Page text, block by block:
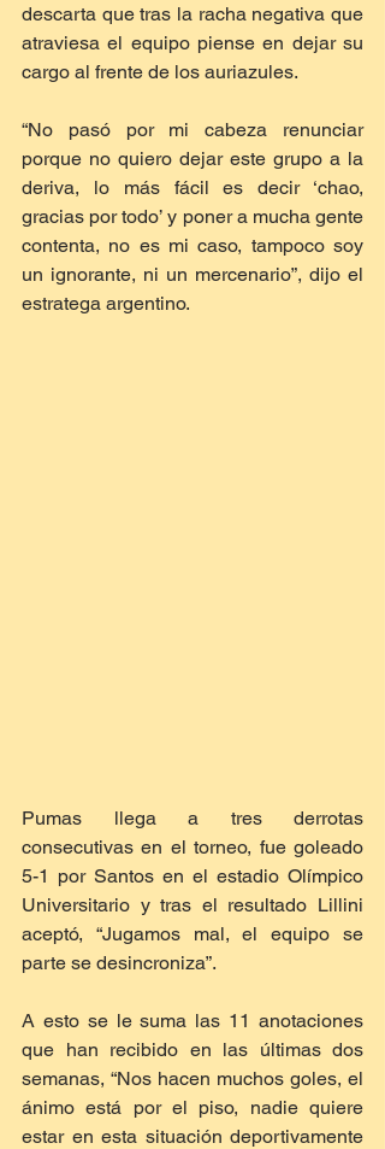
descarta que tras la racha negativa que
atraviesa el equipo piense en dejar su
cargo al frente de los auriazules.
“No pasó por mi cabeza renunciar
porque no quiero dejar este grupo a la
deriva, lo más fácil es decir ‘chao,
gracias por todo’ y poner a mucha gente
contenta, no es mi caso, tampoco soy
un ignorante, ni un mercenario”, dijo el
estratega argentino.
Pumas llega a tres derrotas
consecutivas en el torneo, fue goleado
5-1 por Santos en el estadio Olímpico
Universitario y tras el resultado Lillini
aceptó, “Jugamos mal, el equipo se
parte se desincroniza”.
A esto se le suma las 11 anotaciones
que han recibido en las últimas dos
semanas, “Nos hacen muchos goles, el
ánimo está por el piso, nadie quiere
estar en esta situación deportivamente